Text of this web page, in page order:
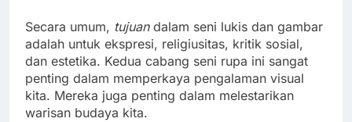
Secara umum, tujuandalam seni lukis dan gambar
adalah untuk ekspresi, religiusitas, kritik sosial,
dan estetika. Kedua cabang seni rupa ini sangat
penting dalam memperkaya pengalaman visual
kita. Mereka juga penting dalam melestarikan
warisan budaya kita.